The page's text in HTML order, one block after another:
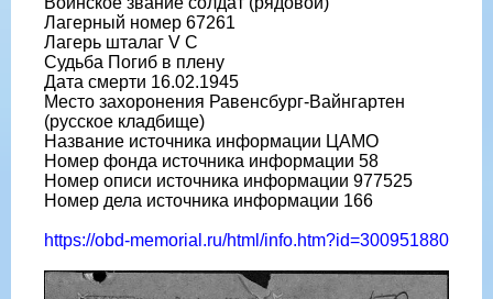
Лагерный номер 67261
Лагерь шталаг V C
Судьба Погиб в плену
Дата смерти 16.02.1945
Место захоронения Равенсбург-Вайнгартен
(русское кладбище)
Название источника информации ЦАМО
Номер фонда источника информации 58
Номер описи источника информации 977525
Номер дела источника информации 166
https://obd-memorial.ru/html/info.htm?id=300951880